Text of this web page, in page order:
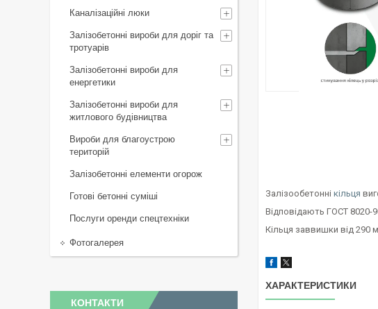
Залізообетонні кільця
Відповідають ГОСТ 8020-
Кільця заввишки від 290
ХАРАКТЕРИСТИКИ
Каналізаційні люки
Залізобетонні вироби для доріг та
тротуарів
Залізобетонні вироби для
енергетики
Залізобетонні вироби для
житлового будівництва
Вироби для благоустрою
територій
Залізобетонні елементи огорож
Готові бетонні суміші
Послуги оренди спецтехніки
Фотогалерея
КОНТАКТИ